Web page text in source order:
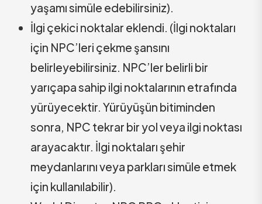
yaşamı simüle edebilirsiniz).
İlgi çekici noktalar eklendi. (İlgi noktaları
için NPC’leri çekme şansını
belirleyebilirsiniz. NPC’ler belirli bir
yarıçapa sahip ilgi noktalarının etrafında
yürüyecektir. Yürüyüşün bitiminden
sonra, NPC tekrar bir yol veya ilgi noktası
arayacaktır. İlgi noktaları şehir
meydanlarını veya parkları simüle etmek
için kullanılabilir).